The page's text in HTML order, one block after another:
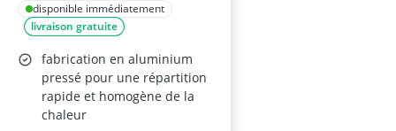
disponible immédiatement
livraison gratuite
fabrication en aluminium
pressé pour une répartition
rapide et homogène de la
chaleur